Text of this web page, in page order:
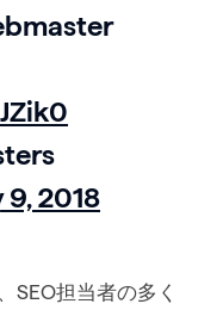
9, 2018
SEO担当者の多く